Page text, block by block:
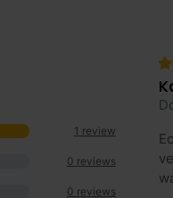
1 review
0 reviews
0 reviews